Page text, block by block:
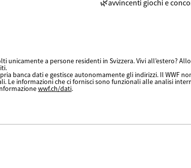
avvincenti giochi e
unicamente a persone residenti in Svizzera. Vivi all’estero?
banca dati e gestisce autonomamente gli indirizzi. Il WWF
Le informazioni che ci fornisci sono funzionali alle analisi
wwf.ch/dati.